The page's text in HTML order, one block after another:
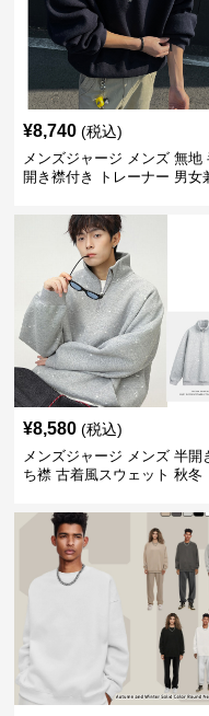
¥8,740 (税込)
メンズジャージ メンズ 無地
開き襟付き トレーナー 男女
¥8,580 (税込)
メンズジャージ メンズ 半開
ち襟 古着風スウェット 秋冬